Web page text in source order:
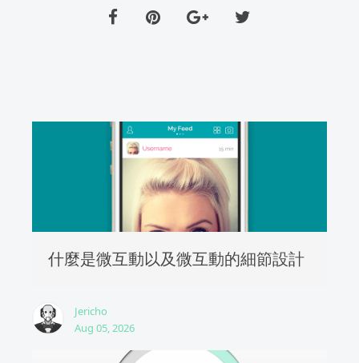
什麼是微互動以及微互動的細節設計
Jericho
Aug 05, 2026